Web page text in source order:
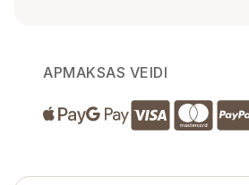
APMAKSAS VEIDI